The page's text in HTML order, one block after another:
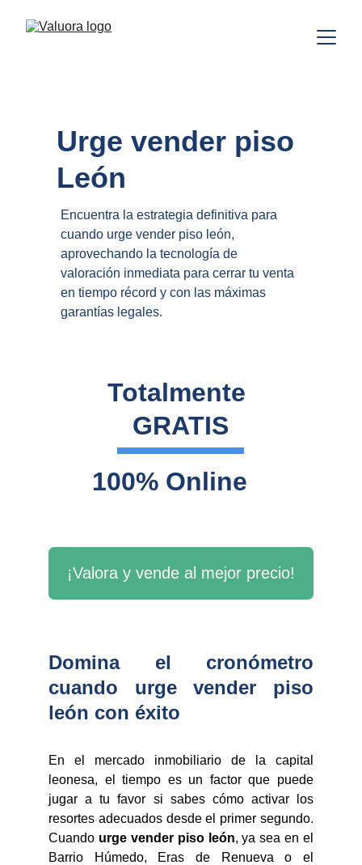
Urge vender piso
León
Encuentra la estrategia definitiva para
cuando urge vender piso león,
aprovechando la tecnología de
valoración inmediata para cerrar tu venta
en tiempo récord y con las máximas
garantías legales.
Totalmente
GRATIS
¡Valora y vende al mejor precio!
100% Online
Domina el cronómetro
cuando urge vender piso
león con éxito
En el mercado inmobiliario de la capital
leonesa, el tiempo es un factor que puede
jugar a tu favor si sabes cómo activar los
resortes adecuados desde el primer segundo.
Cuando urge vender piso león, ya sea en el
Barrio Húmedo, Eras de Renueva o el